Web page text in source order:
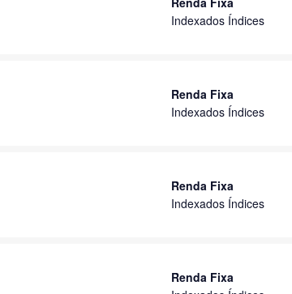
Indexados Índices
Renda Fixa
Indexados Índices
Renda Fixa
Indexados Índices
Renda Fixa